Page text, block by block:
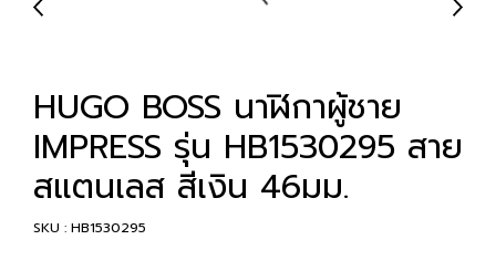
HUGO BOSS นาฬิกาผู้ชาย
IMPRESS รุ่น HB1530295 สาย
สแตนเลส สีเงิน 46มม.
SKU : HB1530295